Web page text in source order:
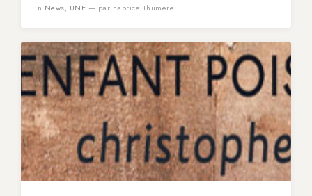
in News, UNE — par Fabrice Thumerel